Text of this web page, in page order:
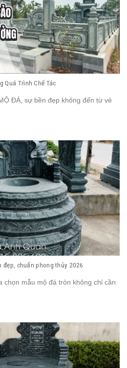
Quá Trình Chế Tác
ĐÁ, sự bền đẹp không đến từ vẻ
đẹp, chuẩn phong thủy 2026
chọn mẫu mộ đá tròn không chỉ cần